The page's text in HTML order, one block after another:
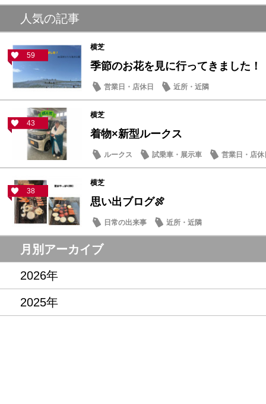
人気の記事
59
横芝
季節のお花を見に行ってきました！
営業日・店休日 近所・近隣
43
横芝
着物×新型ルークス
ルークス 試乗車・展示車 営業日・店休
38
横芝
思い出ブログ🍖
日常の出来事 近所・近隣
月別アーカイブ
2026年
2025年